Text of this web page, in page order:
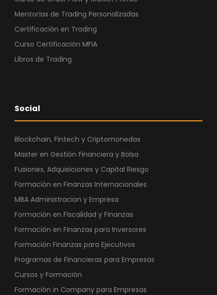
Mentorías de Trading Personalizadas
Certificación en Trading
Curso Certificación MFIA
Libros de Trading
Social
Blockchain, Fintech y Criptomonedas
Master en Gestión Financiera y Bolsa
Fusiones, Adquisiciones y Capital Riesgo
Formación en Finanzas Internacionales
MBA Administracion y Empresa
Formación en Fiscalidad y Finanzas
Formación en Finanzas para Inversores
Formación Finanzas para Ejecutivos
Programas de Financieras para Empresas
Cursos y Formación
Formación in Company para Empresas